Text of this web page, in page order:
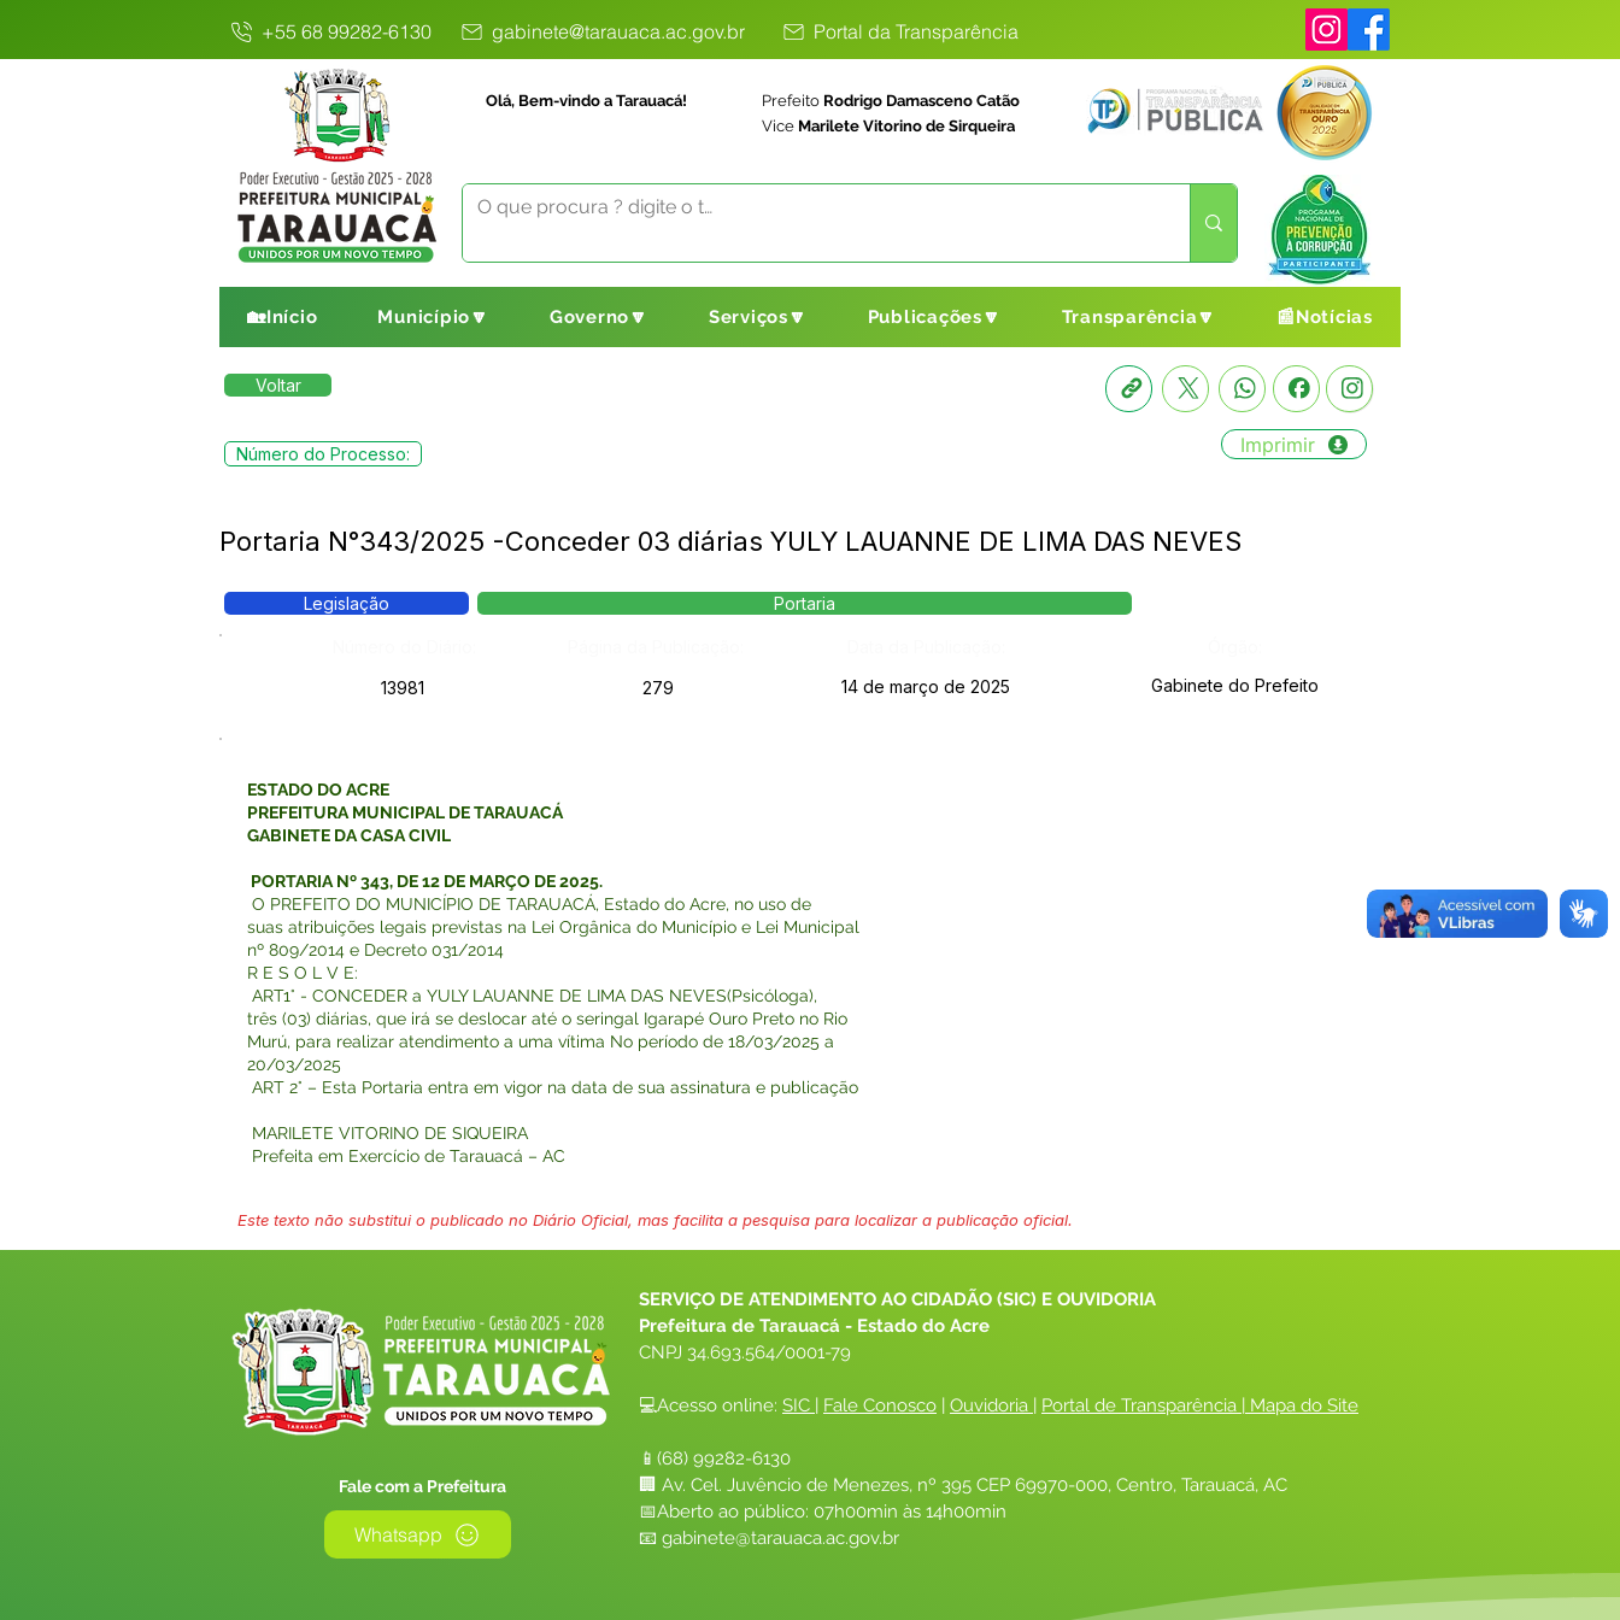
+55 68 99282-6130 gabinete@tarauaca.ac.gov.br Portal da Transparência
Olá, Bem-vindo a Tarauacá! Prefeito Rodrigo Damasceno Catão
Vice Marilete Vitorino de Sirqueira
🏡Início Município🔽 Governo🔽 Serviços🔽 Publicações🔽 Transparência🔽 📰Notícias
Voltar
Número do Processo: Imprimir
Portaria N°343/2025 -Conceder 03 diárias YULY LAUANNE DE LIMA DAS NEVES
Legislação Portaria
13981
279 14 de março de 2025 Gabinete do Prefeito
ESTADO DO ACRE
PREFEITURA MUNICIPAL DE TARAUACÁ
GABINETE DA CASA CIVIL
PORTARIA Nº 343, DE 12 DE MARÇO DE 2025.
O PREFEITO DO MUNICÍPIO DE TARAUACÁ, Estado do Acre, no uso de
suas atribuições legais previstas na Lei Orgânica do Município e Lei Municipal
nº 809/2014 e Decreto 031/2014
R E S O L V E:
ART1° - CONCEDER a YULY LAUANNE DE LIMA DAS NEVES(Psicóloga),
três (03) diárias, que irá se deslocar até o seringal Igarapé Ouro Preto no Rio
Murú, para realizar atendimento a uma vítima No período de 18/03/2025 a
20/03/2025
ART 2° – Esta Portaria entra em vigor na data de sua assinatura e publicação
MARILETE VITORINO DE SIQUEIRA
Prefeita em Exercício de Tarauacá – AC
Este texto não substitui o publicado no Diário Oficial, mas facilita a pesquisa para localizar a publicação oficial.
Fale com a Prefeitura
Whatsapp
SERVIÇO DE ATENDIMENTO AO CIDADÃO (SIC) E OUVIDORIA
Prefeitura de Tarauacá - Estado do Acre
CNPJ 34.693.564/0001-79
💻Acesso online: SIC | Fale Conosco | Ouvidoria | Portal de Transparência | Mapa do Site
📱(68) 99282-6130
🏢 Av. Cel. Juvêncio de Menezes, nº 395 CEP 69970-000, Centro, Tarauacá, AC
📅Aberto ao público: 07h00min às 14h00min
📧 gabinete@tarauaca.ac.gov.br